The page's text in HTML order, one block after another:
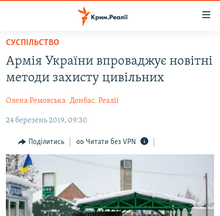
Перейти
основного
матеріалу
до
навігації
Перейти
пошуку
ВОДА.КРИМ
ПОЛІТИКА
БЛОГИ
ПОГЛЯД
ІНТЕРВ'Ю
ВСЕ ЗА ДЕНЬ
СПЕЦПРОЕКТИ
ДЕПОРТАЦІЯ
ЯК ОБІЙТИ БЛОКУВАННЯ
СУСПІЛЬСТВО
Армія України впроваджує новітні
методи захисту цивільних
Олена Ремовська Донбас. Реалії
24 березень 2019, 09:30
Поділитись Читати без VPN